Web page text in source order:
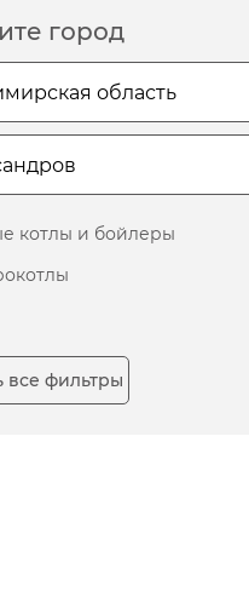
город
котлы и бойлеры
все фильтры